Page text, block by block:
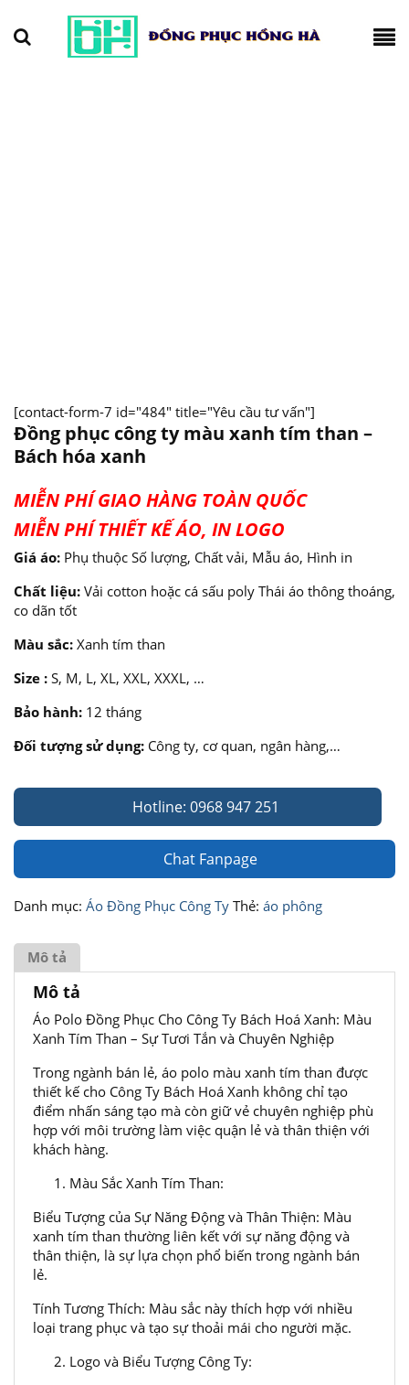
[contact-form-7 id="484" title="Yêu cầu tư vấn"]
Đồng phục công ty màu xanh tím than –
Bách hóa xanh
MIỄN PHÍ GIAO HÀNG TOÀN QUỐC
MIỄN PHÍ THIẾT KẾ ÁO, IN LOGO
Giá áo: Phụ thuộc Số lượng, Chất vải, Mẫu áo, Hình in
Chất liệu: Vải cotton hoặc cá sấu poly Thái áo thông thoáng,
co dãn tốt
Màu sắc: Xanh tím than
Size : S, M, L, XL, XXL, XXXL, …
Bảo hành: 12 tháng
Đối tượng sử dụng: Công ty, cơ quan, ngân hàng,…
Hotline: 0968 947 251
Chat Fanpage
Danh mục: Áo Đồng Phục Công Ty Thẻ: áo phông
Mô tả
Mô tả
Áo Polo Đồng Phục Cho Công Ty Bách Hoá Xanh: Màu
Xanh Tím Than – Sự Tươi Tắn và Chuyên Nghiệp
Trong ngành bán lẻ, áo polo màu xanh tím than được
thiết kế cho Công Ty Bách Hoá Xanh không chỉ tạo
điểm nhấn sáng tạo mà còn giữ vẻ chuyên nghiệp phù
hợp với môi trường làm việc quận lẻ và thân thiện với
khách hàng.
Màu Sắc Xanh Tím Than:
Biểu Tượng của Sự Năng Động và Thân Thiện: Màu
xanh tím than thường liên kết với sự năng động và
thân thiện, là sự lựa chọn phổ biến trong ngành bán
lẻ.
Tính Tương Thích: Màu sắc này thích hợp với nhiều
loại trang phục và tạo sự thoải mái cho người mặc.
Logo và Biểu Tượng Công Ty: